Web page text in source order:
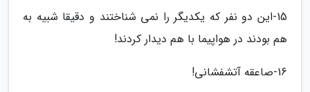
15-این دو نفر که یکدیگر را نمی شناختند و دقیقا شبیه به
هم بودند در هواپیما با هم دیدار کردند!
16-صاعقه آتشفشانی!